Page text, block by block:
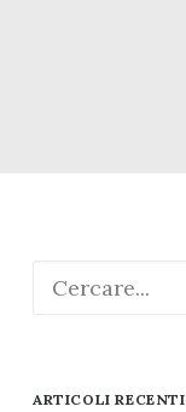
ARTICOLI RECENTI